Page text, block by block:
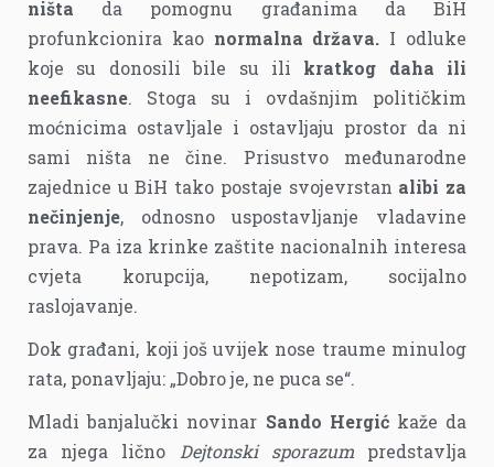
ništa da pomognu građanima da BiH
profunkcionira kao normalna država. I odluke
koje su donosili bile su ili kratkog daha ili
neefikasne. Stoga su i ovdašnjim političkim
moćnicima ostavljale i ostavljaju prostor da ni
sami ništa ne čine. Prisustvo međunarodne
zajednice u BiH tako postaje svojevrstan alibi za
nečinjenje, odnosno uspostavljanje vladavine
prava. Pa iza krinke zaštite nacionalnih interesa
cvjeta korupcija, nepotizam, socijalno
raslojavanje.
Dok građani, koji još uvijek nose traume minulog
rata, ponavljaju: „Dobro je, ne puca se“.
Mladi banjalučki novinar Sando Hergićkaže da
za njega lično
Dejtonski sporazumpredstavlja